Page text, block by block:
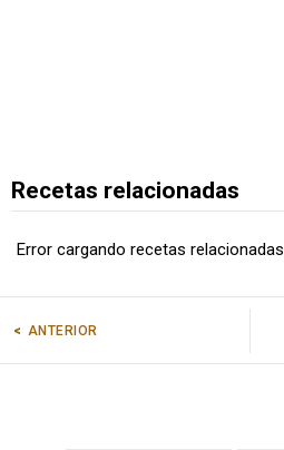
Recetas relacionadas
Error cargando recetas relacionadas.
ANTERIOR